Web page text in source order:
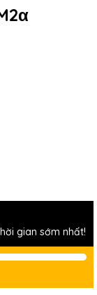
gian sớm nhất!